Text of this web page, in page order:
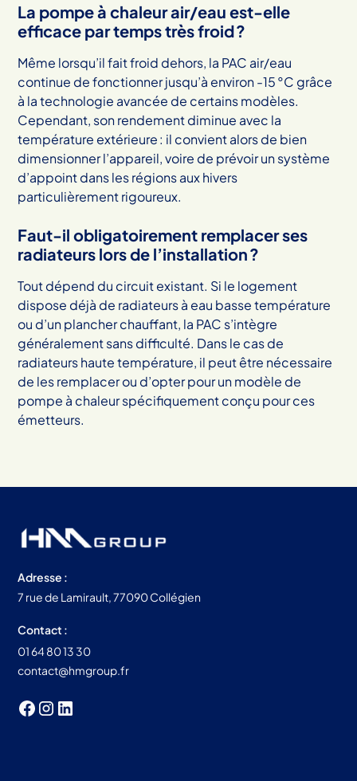
La pompe à chaleur air/eau est-elle
efficace par temps très froid ?
Même lorsqu’il fait froid dehors, la PAC air/eau
continue de fonctionner jusqu’à environ -15 °C grâce
à la technologie avancée de certains modèles.
Cependant, son rendement diminue avec la
température extérieure : il convient alors de bien
dimensionner l’appareil, voire de prévoir un système
d’appoint dans les régions aux hivers
particulièrement rigoureux.
Faut-il obligatoirement remplacer ses
radiateurs lors de l’installation ?
Tout dépend du circuit existant. Si le logement
dispose déjà de radiateurs à eau basse température
ou d’un plancher chauffant, la PAC s’intègre
généralement sans difficulté. Dans le cas de
radiateurs haute température, il peut être nécessaire
de les remplacer ou d’opter pour un modèle de
pompe à chaleur spécifiquement conçu pour ces
émetteurs.
Adresse :
7 rue de Lamirault, 77090 Collégien
Contact :
01 64 80 13 30
contact@hmgroup.fr